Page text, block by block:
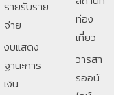
รายรับราย
จ่าย
งบแสดง
ฐานะการ
เงิน
ท่อง
เที่ยว
วารสา
รออน์